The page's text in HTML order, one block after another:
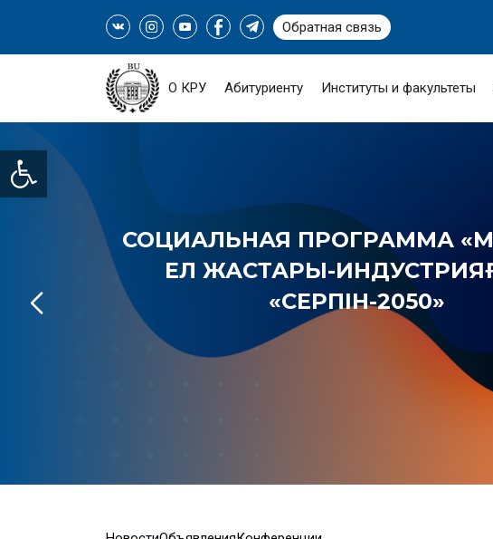
Open toolbar
Обратная связь
О КРУ Абитуриенту Институты и факультеты
СОЦИАЛЬНАЯ ПРОГРАММА
ЕЛ ЖАСТАРЫ-
«СЕРПІН-2050»